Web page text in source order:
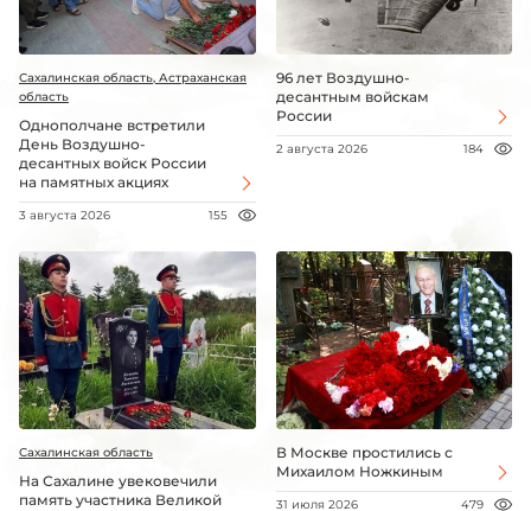
Сахалинская область, Астраханская
область
Однополчане встретили
День Воздушно-
десантных войск России
на памятных акциях
3 августа 2026 155
96 лет Воздушно-
десантным войскам
России
2 августа 2026 184
Сахалинская область
На Сахалине увековечили
память участника Великой
В Москве простились с
Михаилом Ножкиным
31 июля 2026 479